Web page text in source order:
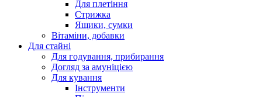
Для плетіння
Стрижка
Ящики, сумки
Вітаміни, добавки
Для стайні
Для годування, прибирання
Догляд за амуніцією
Для кування
Інструменти